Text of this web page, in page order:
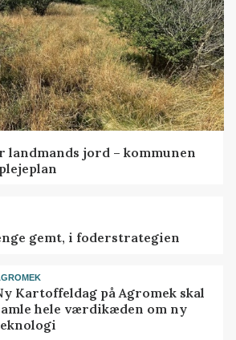
jord – kommunen
gemt, i foderstrategien
Kartoffeldag på Agromek skal
hele værdikæden om ny